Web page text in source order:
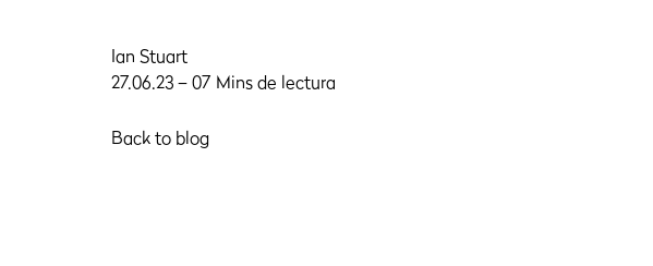
Ian Stuart
27.06.23 – 07 Mins de lectura
Back to blog